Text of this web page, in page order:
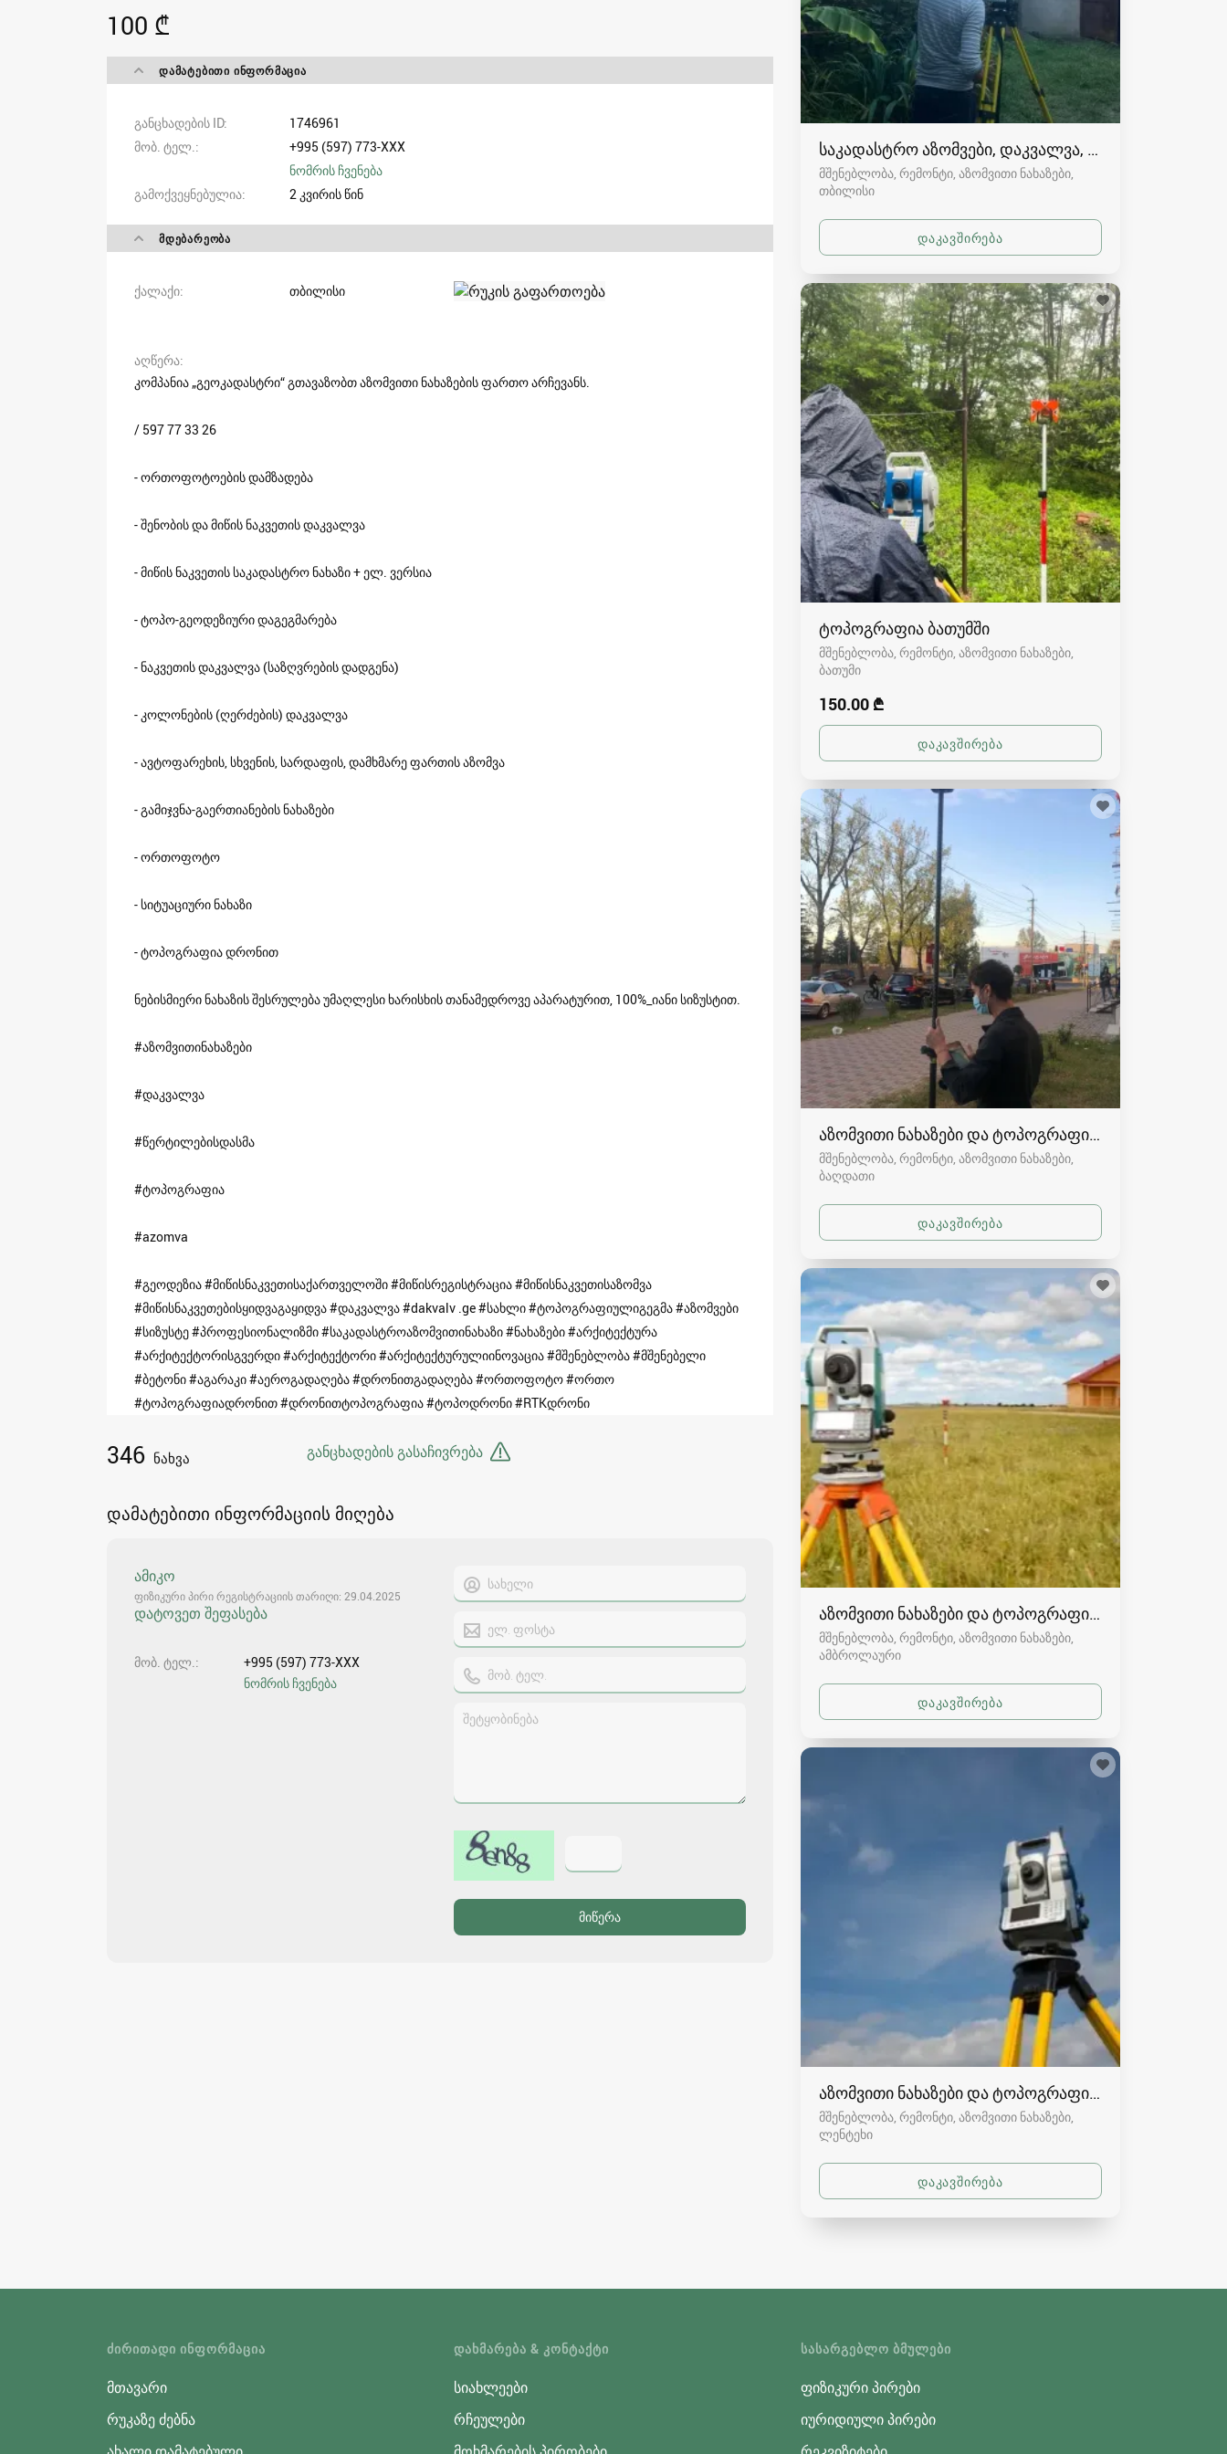
საკადასტრო აზომვები, დაკვალვა, ტოპოგრაფია
მშენებლობა, რემონტი, აზომვითი ნახაზები
თბილისი
ტოპოგრაფია ბათუმში
მშენებლობა, რემონტი, აზომვითი ნახაზები
ბათუმი
150.00 ₾
აზომვითი ნახაზები და ტოპოგრაფია ბაღდათში
მშენებლობა, რემონტი, აზომვითი ნახაზები
ბაღდათი
აზომვითი ნახაზები და ტოპოგრაფია რაჭაში
მშენებლობა, რემონტი, აზომვითი ნახაზები
ამბროლაური
აზომვითი ნახაზები და ტოპოგრაფია სვანეთში
მშენებლობა, რემონტი, აზომვითი ნახაზები
ლენტეხი
100 ₾
ᲓᲐᲛᲐᲢᲔᲑᲘᲗᲘ ᲘᲜᲤᲝᲠᲛᲐᲪᲘᲐ
განცხადების ID
1746961
მობ. ტელ.
+995 (597) 773-XXX
ნომრის ჩვენება
გამოქვეყნებულია
2 კვირის წინ
ᲛᲓᲔᲑᲐᲠᲔᲝᲑᲐ
ქალაქი თბილისი
აღწერა
კომპანია „გეოკადასტრი“ გთავაზობთ აზომვითი ნახაზების ფართო არჩევანს.
/ 597 77 33 26
- ორთოფოტოების დამზადება
- შენობის და მიწის ნაკვეთის დაკვალვა
- მიწის ნაკვეთის საკადასტრო ნახაზი + ელ. ვერსია
- ტოპო-გეოდეზიური დაგეგმარება
- ნაკვეთის დაკვალვა (საზღვრების დადგენა)
- კოლონების (ღერძების) დაკვალვა
- ავტოფარეხის, სხვენის, სარდაფის, დამხმარე ფართის აზომვა
- გამიჯვნა-გაერთიანების ნახაზები
- ორთოფოტო
- სიტუაციური ნახაზი
- ტოპოგრაფია დრონით
ნებისმიერი ნახაზის შესრულება უმაღლესი ხარისხის თანამედროვე აპარატურით, 100%_იანი სიზუსტით.
#აზომვითინახაზები
#დაკვალვა
#წერტილებისდასმა
#ტოპოგრაფია
#azomva
#გეოდეზია #მიწისნაკვეთისაქართველოში #მიწისრეგისტრაცია #მიწისნაკვეთისაზომვა
#მიწისნაკვეთებისყიდვაგაყიდვა #დაკვალვა #dakvalv .ge #სახლი #ტოპოგრაფიულიგეგმა #აზომვები
#სიზუსტე #პროფესიონალიზმი #საკადასტროაზომვითინახაზი #ნახაზები #არქიტექტურა
#არქიტექტორისგვერდი #არქიტექტორი #არქიტექტურულიინოვაცია #მშენებლობა #მშენებელი
#ბეტონი #აგარაკი #აეროგადაღება #დრონითგადაღება #ორთოფოტო #ორთო
#ტოპოგრაფიადრონით #დრონითტოპოგრაფია #ტოპოდრონი #RTKდრონი
განცხადების გასაჩივრება
346 ნახვა
დამატებითი ინფორმაციის მიღება
ამიკო
ფიზიკური პირი რეგისტრაციის თარიღი: 29.04.2025
დატოვეთ შეფასება
მობ. ტელ.
+995 (597) 773-XXX
ნომრის ჩვენება
ᲫᲘᲠᲘᲗᲐᲓᲘ ᲘᲜᲤᲝᲠᲛᲐᲪᲘᲐ
მთავარი
რუკაზე ძებნა
ᲓᲐᲮᲛᲐᲠᲔᲑᲐ & ᲙᲝᲜᲢᲐᲥᲢᲘ
სიახლეები
რჩეულები
ᲡᲐᲡᲐᲠᲒᲔᲑᲚᲝ ᲑᲛᲣᲚᲔᲑᲘ
ფიზიკური პირები
იურიდიული პირები